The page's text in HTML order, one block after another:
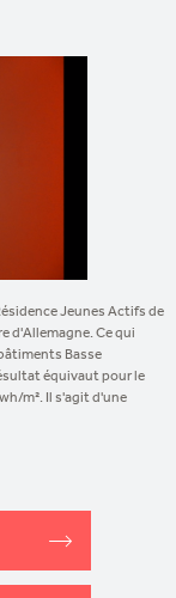
Jeunes Actifs de
d'Allemagne. Ce qui
Basse
équivaut pour le
m². Il s'agit d'une